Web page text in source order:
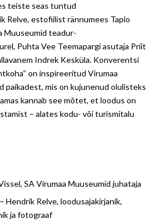
teiste seas tuntud
Relve, estofiilist rännumees Tapio
Muuseumid teadur-
Puhta Vee Teemapargi asutaja Priit
Indrek Kesküla. Konverentsi
on inspireeritud Virumaa
paikadest, mis on kujunenud olulisteks
kannab see mõtet, et loodus on
– alates kodu- või turismitalu
SA Virumaa Muuseumid juhataja
Hendrik Relve, loodusajakirjanik,
ja fotograaf